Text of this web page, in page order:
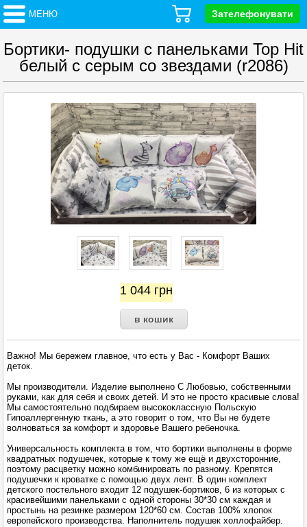
МЕНЮ Зателефонувати
Бортики- подушки с панельками Top Hit
белый с серым со звездами (r2086)
1 044 грн
Важно! Мы бережем главное, что есть у Вас - Комфорт Ваших
деток.
Мы производители. Изделие выполнено С Любовью, собственными
руками, как для себя и своих детей. И это не просто красивые слова!
Мы самостоятельно подбираем высококлассную Польскую
Гипоаллергенную ткань, а это говорит о том, что Вы не будете
волноваться за комфорт и здоровье Вашего ребеночка.
Универсальность комплекта в том, что бортики выполнены в форме
квадратных подушечек, которые к тому же ещё и двухсторонние,
поэтому расцветку можно комбинировать по разному. Крепятся
подушечки к кроватке с помощью двух лент. В один комплект
детского постельного входит 12 подушек-бортиков, 6 из которых с
красивейшими панельками с одной стороны 30*30 см каждая и
простынь на резинке размером 120*60 см. Состав 100% хлопок
европейского производства. Наполнитель подушек холлофайбер.